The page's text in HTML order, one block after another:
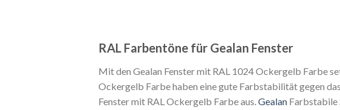
RAL Farbentöne für Gealan Fenster
Mit den Gealan Fenster mit RAL 1024 Ockergelb Farbe
Ockergelb Farbe haben eine gute Farbstabilität gegen
Fenster mit RAL Ockergelb Farbe aus.Gealan Farbstabile